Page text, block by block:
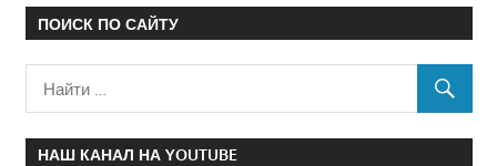
ПОИСК ПО САЙТУ
НАШ КАНАЛ НА YOUTUBE